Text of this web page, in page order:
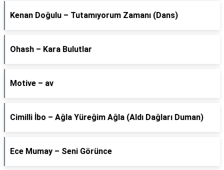
Kenan Doğulu – Tutamıyorum Zamanı (Dans)
Ohash – Kara Bulutlar
Motive – av
Cimilli İbo – Ağla Yüreğim Ağla (Aldı Dağları Duman)
Ece Mumay – Seni Görünce